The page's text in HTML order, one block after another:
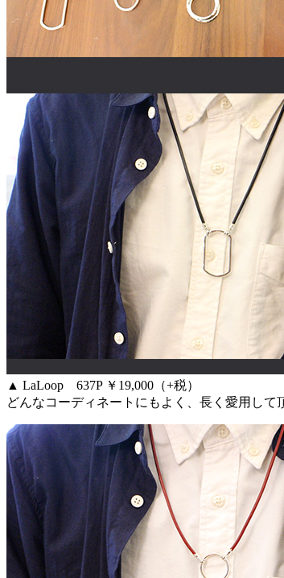
▲ LaLoop 637P ￥19,000（+税）
どんなコーディネートにもよく、長く愛用して